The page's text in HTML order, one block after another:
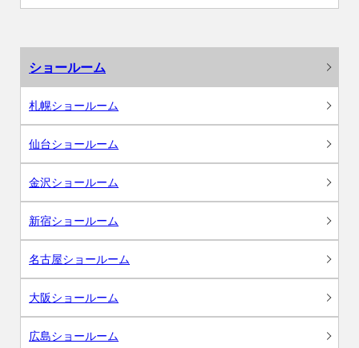
ショールーム
札幌ショールーム
仙台ショールーム
金沢ショールーム
新宿ショールーム
名古屋ショールーム
大阪ショールーム
広島ショールーム